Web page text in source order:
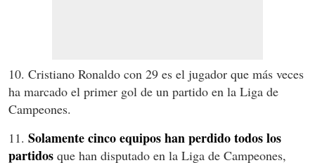
10. Cristiano Ronaldo con 29 es el jugador que más veces
ha marcado el primer gol de un partido en la Liga de
Campeones.
11. Solamente cinco equipos han perdido todos los
partidos que han disputado en la Liga de Campeones,